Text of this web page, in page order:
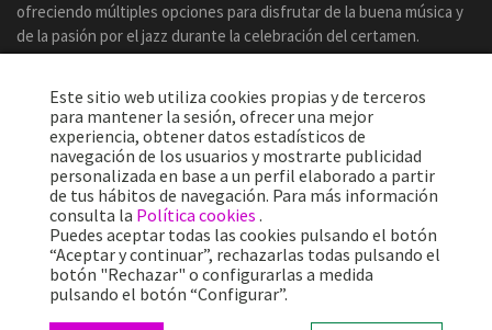
ofreciendo múltiples opciones para disfrutar de la buena música y
de la pasión por el jazz durante la celebración del certamen.
Más de 25 años ofreciendo la mejor música en directo desde
Barcelona.
Este sitio web utiliza cookies propias y de terceros
para mantener la sesión, ofrecer una mejor
experiencia, obtener datos estadísticos de
navegación de los usuarios y mostrarte publicidad
personalizada en base a un perfil elaborado a partir
de tus hábitos de navegación. Para más información
consulta la Política cookies .
Puedes aceptar todas las cookies pulsando el botón
“Aceptar y continuar”, rechazarlas todas pulsando el
botón "Rechazar" o configurarlas a medida
pulsando el botón “Configurar”.